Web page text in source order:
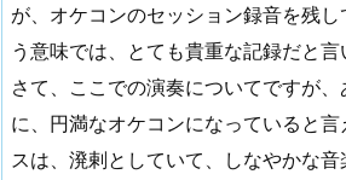
が、オケコンのセッション録音を残
う意味では、とても貴重な記録だと言
さて、ここでの演奏についてですが
に、円満なオケコンになっていると
スは、溌剌としていて、しなやかな